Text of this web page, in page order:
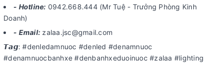
- Hotline: 0942.668.444 (Mr Tuệ - Trưởng Phòng Kinh
Doanh)
- Email: zalaa.jsc@gmail.com
𝙏𝙖𝙜: #denledamnuoc #denled #denamnuoc
#denamnuocbanhxe #denbanhxeduoinuoc #zalaa #lighting